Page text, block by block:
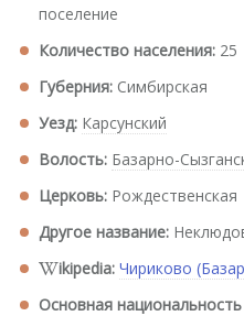
поселение
Количество населения: 25
Губерния: Симбирская
Уезд: Карсунский
Волость: Базарно-
Церковь: Рождественская
Другое название:
ikipedia: Чириково
Основная